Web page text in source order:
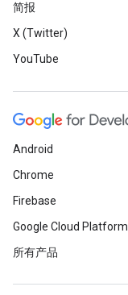
简报
X (Twitter)
YouTube
Android
Chrome
Firebase
Google Cloud Platform
所有产品